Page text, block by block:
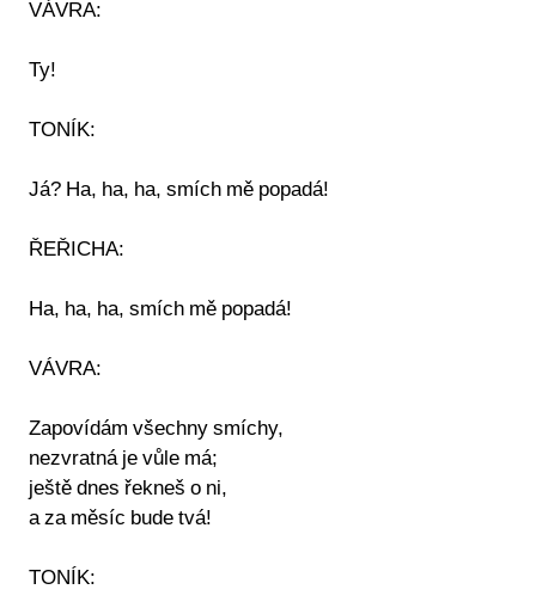
VÁVRA:
Ty!
TONÍK:
Já? Ha, ha, ha, smích mě popadá!
ŘEŘICHA:
Ha, ha, ha, smích mě popadá!
VÁVRA:
Zapovídám všechny smíchy,
nezvratná je vůle má;
ještě dnes řekneš o ni,
a za měsíc bude tvá!
TONÍK: